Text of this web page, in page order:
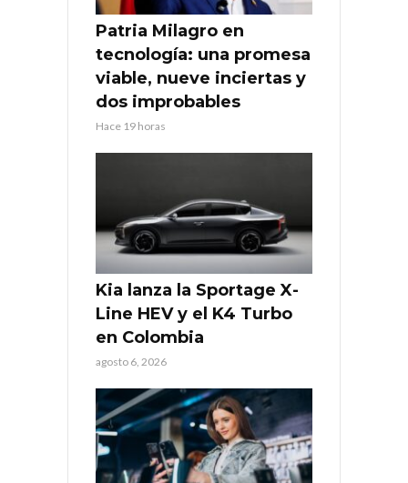
Patria Milagro en
tecnología: una promesa
viable, nueve inciertas y
dos improbables
Hace 19 horas
Kia lanza la Sportage X-
Line HEV y el K4 Turbo
en Colombia
agosto 6, 2026